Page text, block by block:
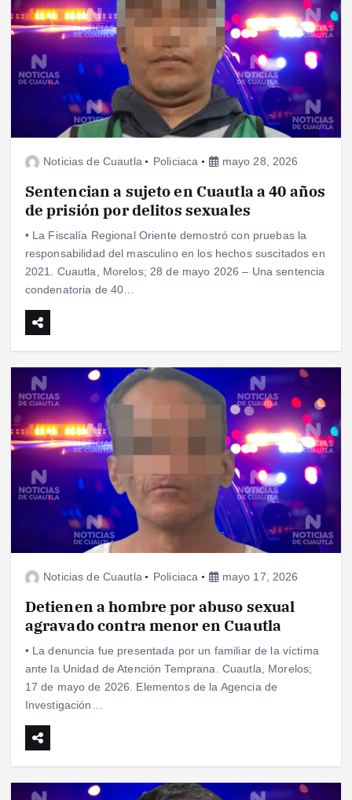
Noticias de Cuautla Policiaca mayo 28, 2026
Sentencian a sujeto en Cuautla a 40 años
de prisión por delitos sexuales
• La Fiscalía Regional Oriente demostró con pruebas la
responsabilidad del masculino en los hechos suscitados en
2021. Cuautla, Morelos; 28 de mayo 2026 – Una sentencia
condenatoria de 40…
Noticias de Cuautla Policiaca mayo 17, 2026
Detienen a hombre por abuso sexual
agravado contra menor en Cuautla
• La denuncia fue presentada por un familiar de la víctima
ante la Unidad de Atención Temprana. Cuautla, Morelos;
17 de mayo de 2026. Elementos de la Agencia de
Investigación…